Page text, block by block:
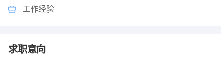
工作经验
求职意向